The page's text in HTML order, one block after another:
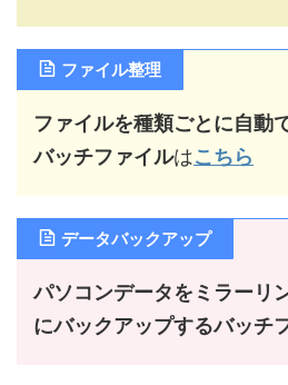
ファイル整理
ファイルを種類ごとに自動
バッチファイルはこちら
データバックアップ
パソコンデータをミラーリ
にバックアップするバッチ